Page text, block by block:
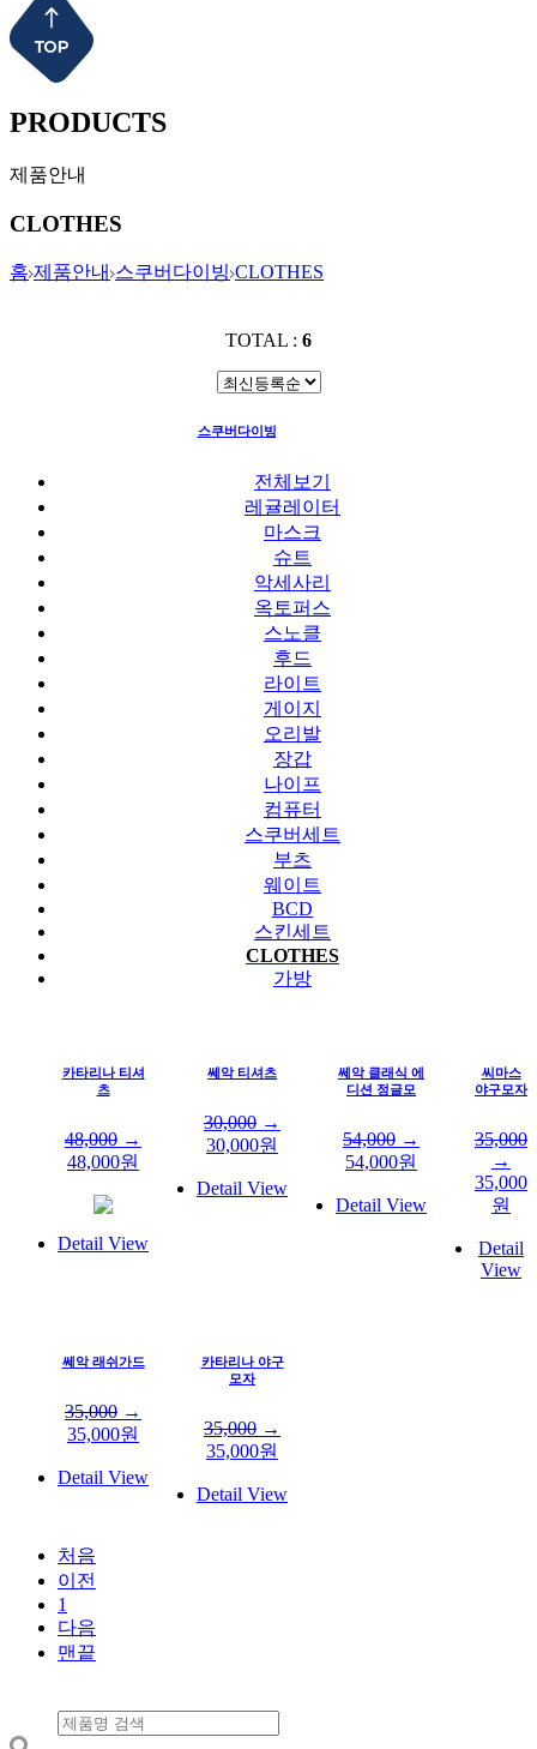
PRODUCTS
제품안내
CLOTHES
홈 제품안내 스쿠버다이빙 CLOTHES
TOTAL : 6
스쿠버다이빙
전체보기
레귤레이터
마스크
슈트
악세사리
옥토퍼스
스노클
후드
라이트
게이지
오리발
장갑
나이프
컴퓨터
스쿠버세트
부츠
웨이트
BCD
스킨세트
CLOTHES
가방
카타리나 티셔
츠
48,000 →
48,000원
Detail View
쎄악 티셔츠
30,000 →
30,000원
Detail View
쎄악 클래식 에
디션 정글모
54,000 →
54,000원
Detail View
씨마스
야구모자
35,000
→
35,000
원
Detail
View
쎄악 래쉬가드
35,000 →
35,000원
Detail View
카타리나 야구
모자
35,000 →
35,000원
Detail View
처음
이전
1
다음
맨끝